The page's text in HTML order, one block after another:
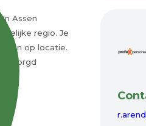
Assen
regio. Je
op locatie.